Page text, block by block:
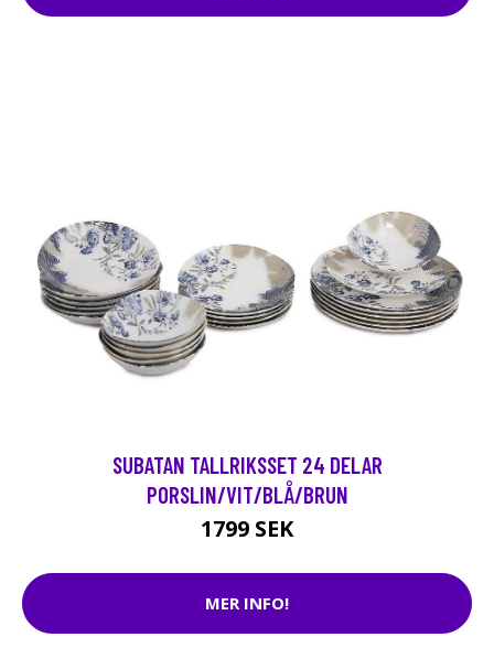
SUBATAN TALLRIKSSET 24 DELAR
PORSLIN/VIT/BLÅ/BRUN
1799 SEK
MER INFO!